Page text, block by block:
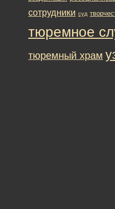
сотрудники суд
тюремное
тюремный храм